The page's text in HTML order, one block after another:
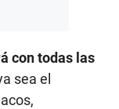
con todas las
sea el